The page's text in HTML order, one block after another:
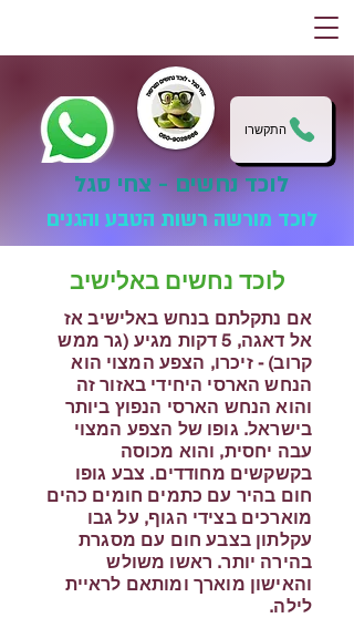
התקשרו
לוכד נחשים - צחי סגל
לוכד מורשה רשות הטבע והגנים
לוכד נחשים באלישיב
אם נתקלתם בנחש באלישיב אז
אל דאגה, 5 דקות מגיע (גר ממש
קרוב) - זיכרו, הצפע המצוי הוא
הנחש הארסי היחידי באזור זה
והוא הנחש הארסי הנפוץ ביותר
בישראל. גופו של הצפע המצוי
עבה יחסית, והוא מכוסה
בקשקשים מחודדים. צבע גופו
חום בהיר עם כתמים חומים כהים
מוארכים בצידי הגוף, על גבו
עקלתון בצבע חום עם מסגרת
בהירה יותר. ראשו משולש
והאישון מוארך ומותאם לראיית
לילה.